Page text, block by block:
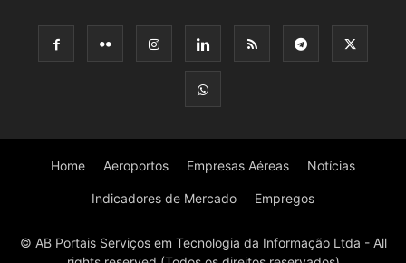
Home Aeroportos Empresas Aéreas Notícias
Indicadores de Mercado Empregos
© AB Portais Serviços em Tecnologia da Informação Ltda - All